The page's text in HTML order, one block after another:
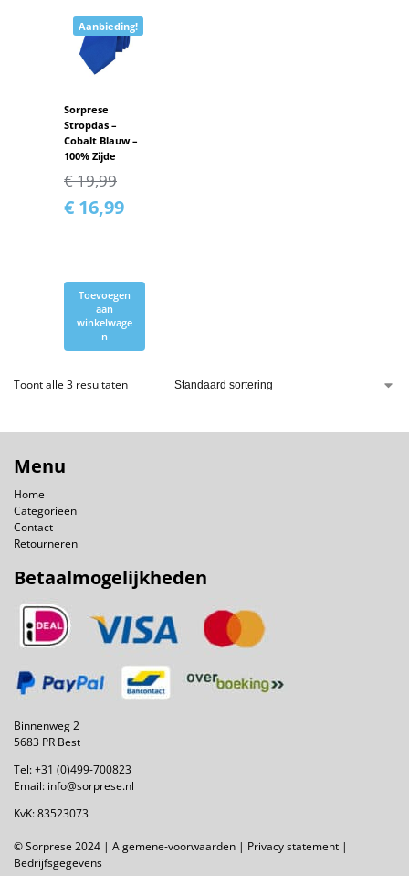
Aanbieding!
Sorprese
Stropdas –
Cobalt Blauw –
100% Zijde
€19,99
€ 16,99
Toevoegen
aan
winkelwage
n
Toont alle 3 resultaten
Menu
Home
Categorieën
Contact
Retourneren
Betaalmogelijkheden
Binnenweg 2
5683 PR Best
Tel:+31 (0)499-700823
Email: info@sorprese.nl
KvK: 83523073
© Sorprese 2024 | Algemene-voorwaarden | Privacy statement |
Bedrijfsgegevens